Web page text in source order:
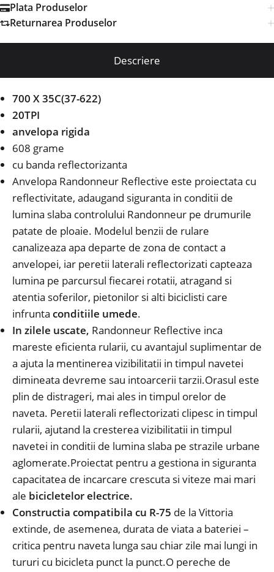
Plata Produselor
Returnarea Produselor
Descriere
700 X 35C(37-622)
20TPI
anvelopa rigida
608 grame
cu banda reflectorizanta
Anvelopa Randonneur Reflective este proiectata cu
reflectivitate, adaugand siguranta in conditii de
lumina slaba controlului Randonneur pe drumurile
patate de ploaie. Modelul benzii de rulare
canalizeaza apa departe de zona de contact a
anvelopei, iar peretii laterali reflectorizati capteaza
lumina pe parcursul fiecarei rotatii, atragand si
atentia soferilor, pietonilor si alti biciclisti care
infrunta conditiile umede.
In zilele uscate, Randonneur Reflective inca
mareste eficienta rularii, cu avantajul suplimentar de
a ajuta la mentinerea vizibilitatii in timpul navetei
dimineata devreme sau intoarcerii tarzii.Orasul este
plin de distrageri, mai ales in timpul orelor de
naveta. Peretii laterali reflectorizati clipesc in timpul
rularii, ajutand la cresterea vizibilitatii in timpul
navetei in conditii de lumina slaba pe strazile urbane
aglomerate.Proiectat pentru a gestiona in siguranta
capacitatea de incarcare crescuta si viteze mai mari
ale bicicletelor electrice.
Constructia compatibila cu R-75 de la Vittoria
extinde, de asemenea, durata de viata a bateriei –
critica pentru naveta lunga sau chiar zile mai lungi in
tururi cu bicicleta punct la punct.O pereche de